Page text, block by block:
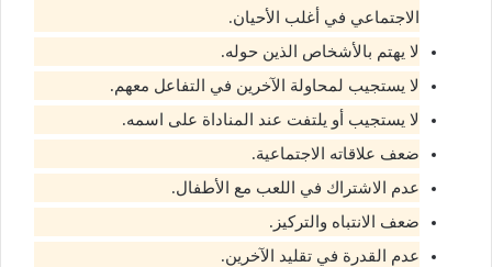
الاجتماعي في أغلب الأحيان.
لا يهتم بالأشخاص الذين حوله.
لا يستجيب لمحاولة الآخرين في التفاعل معهم.
لا يستجيب أو يلتفت عند المناداة على اسمه.
ضعف علاقاته الاجتماعية.
عدم الاشتراك في اللعب مع الأطفال.
ضعف الانتباه والتركيز.
عدم القدرة في تقليد الآخرين.